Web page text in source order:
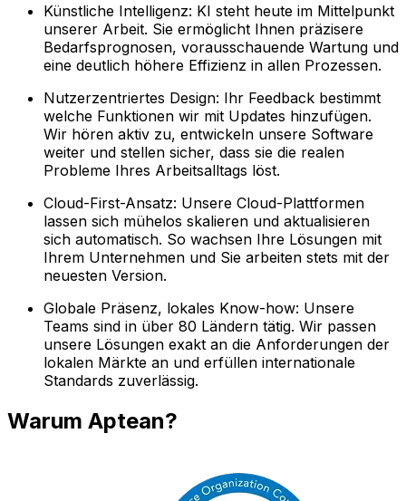
Künstliche Intelligenz: KI steht heute im Mittelpunkt
unserer Arbeit. Sie ermöglicht Ihnen präzisere
Bedarfsprognosen, vorausschauende Wartung und
eine deutlich höhere Effizienz in allen Prozessen.
Nutzerzentriertes Design: Ihr Feedback bestimmt
welche Funktionen wir mit Updates hinzufügen.
Wir hören aktiv zu, entwickeln unsere Software
weiter und stellen sicher, dass sie die realen
Probleme Ihres Arbeitsalltags löst.
Cloud-First-Ansatz: Unsere Cloud-Plattformen
lassen sich mühelos skalieren und aktualisieren
sich automatisch. So wachsen Ihre Lösungen mit
Ihrem Unternehmen und Sie arbeiten stets mit der
neuesten Version.
Globale Präsenz, lokales Know-how: Unsere
Teams sind in über 80 Ländern tätig. Wir passen
unsere Lösungen exakt an die Anforderungen der
lokalen Märkte an und erfüllen internationale
Standards zuverlässig.
Warum Aptean?